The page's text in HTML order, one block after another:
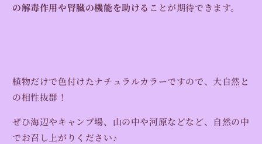
の解毒作用や腎臓の機能を助ける ことが期待できます。
植物だけで色付けたナチュラルカラーですので、大自然と
の相性抜群！
ぜひ海辺やキャンプ場、山の中や河原などなど、自然の中
でお召し上がりください♪